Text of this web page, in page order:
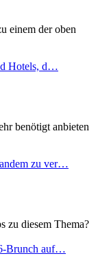
einem der oben
Hotels, d…
benötigt anbieten
zu ver…
zu diesem Thema?
Brunch auf…